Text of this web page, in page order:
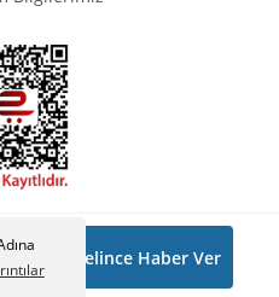
Gelince Haber Ver
Tüm hakları saklıdır.